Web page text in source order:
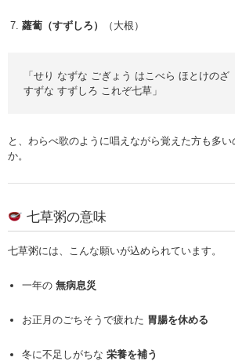
蘿蔔（すずしろ） （大根）
「せり なずな ごぎょう はこべら ほとけのざ
すずな すずしろ これぞ七草」
と、わらべ歌のように唱えながら覚えた方も多い
か。
七草粥の意味
七草粥には、こんな願いが込められています。
一年の 無病息災
お正月のごちそうで疲れた 胃腸を休める
冬に不足しがちな 栄養を補う